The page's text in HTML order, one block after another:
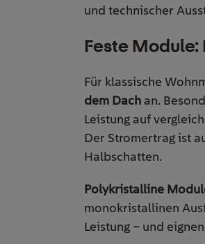
und technischer
Feste
Für klassische
dem Dach an.
Leistung auf
Der Stromertrag ist
Halbschatten.
Polykristalline
monokristallinen
Leistung – und